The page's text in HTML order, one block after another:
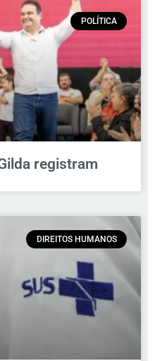
POLÍTICA
registram
DIREITOS HUMANOS